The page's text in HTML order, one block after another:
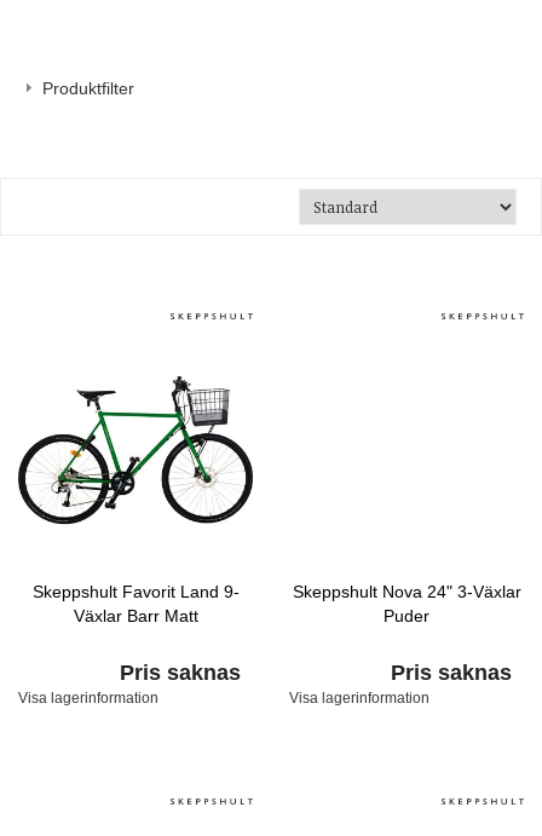
Produktfilter
Skeppshult Favorit Land 9-
Växlar Barr Matt
Pris saknas
Visa lagerinformation
Skeppshult Nova 24" 3-Växlar
Puder
Pris saknas
Visa lagerinformation